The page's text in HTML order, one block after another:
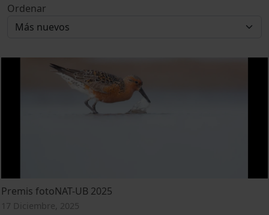
Ordenar
Premis fotoNAT-UB 2025
17 Diciembre, 2025